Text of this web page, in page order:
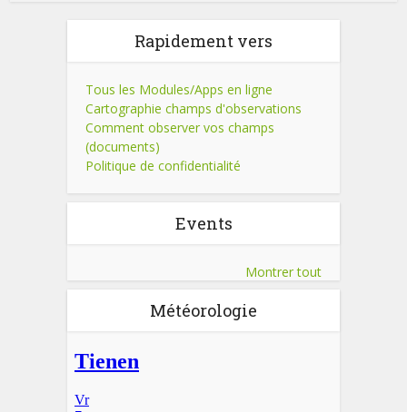
Rapidement vers
Tous les Modules/Apps en ligne
Cartographie champs d'observations
Comment observer vos champs
(documents)
Politique de confidentialité
Events
Montrer tout
Météorologie